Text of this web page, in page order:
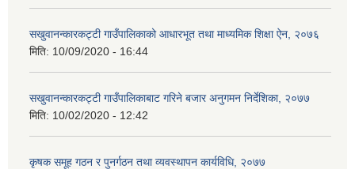
सखुवानन्कारकट्टी गाउँपालिकाको आधारभूत तथा माध्यमिक शिक्षा ऐन, २०७६
मिति: 10/09/2020 - 16:44
सखुवानन्कारकट्टी गाउँपालिकाबाट गरिने बजार अनुगमन निर्देशिका, २०७७
मिति: 10/02/2020 - 12:42
कृषक समूह गठन र पुनर्गठन तथा व्यवस्थापन कार्यविधि, २०७७